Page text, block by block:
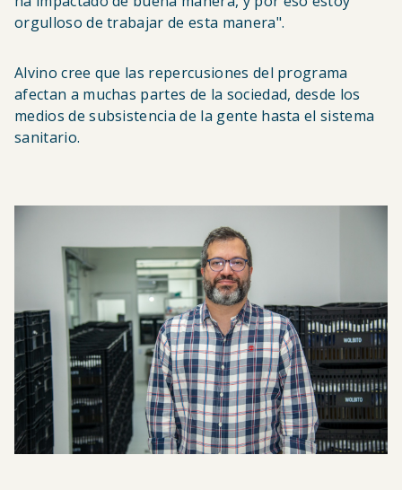
orgulloso de trabajar de esta manera".
Alvino cree que las repercusiones del programa
afectan a muchas partes de la sociedad, desde los
medios de subsistencia de la gente hasta el sistema
sanitario.